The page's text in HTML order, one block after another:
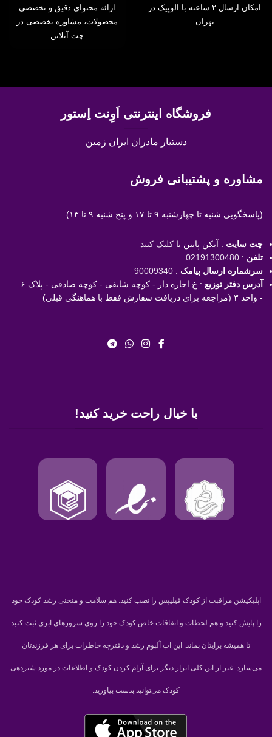
امکان ارسال ۲ ساعته با الوپیک در
تهران
ارائه محتوای دقیق و تخصصی
محصولات، مشاوره تخصصی در
چت آنلاین
فروشگاه اینترنتی اَوِنت اِستور
دستیار مادران ایران زمین
مشاوره و پشتیبانی فروش
(پاسخگویی شنبه تا چهارشنبه ۹ تا ۱۷ و پنج شنبه ۹ تا ۱۳)
چت سایت : آیکن پایین یا کلیک کنید
تلفن :
02191300480
سرشماره ارسال پیامک :
90009340
آدرس دفتر توزیع
: خ اجاره دار - کوچه شایقی - کوچه صادقی - پلاک ۶
- واحد ۳ (مراجعه برای دریافت سفارش فقط با هماهنگی قبلی)
با خیال راحت خرید کنید!
اپلیکیشن مراقبت از کودک فیلیپس را نصب کنید. هم سلامت و منحنی رشد کودک خود
را پایش کنید و هم لحظات و اتفاقات خاص کودک خود را روی سرورهای ابری ثبت کنید
تا همیشه برایتان بماند. این اپ آلبوم رشد و دفترچه خاطرات برای هر فرزندتان
می‌سازد. غیر از این کلی ابزار دیگر برای آرام کردن کودک و اطلاعات در مورد شیردهی
کودک می‌توانید بدست بیاورید.